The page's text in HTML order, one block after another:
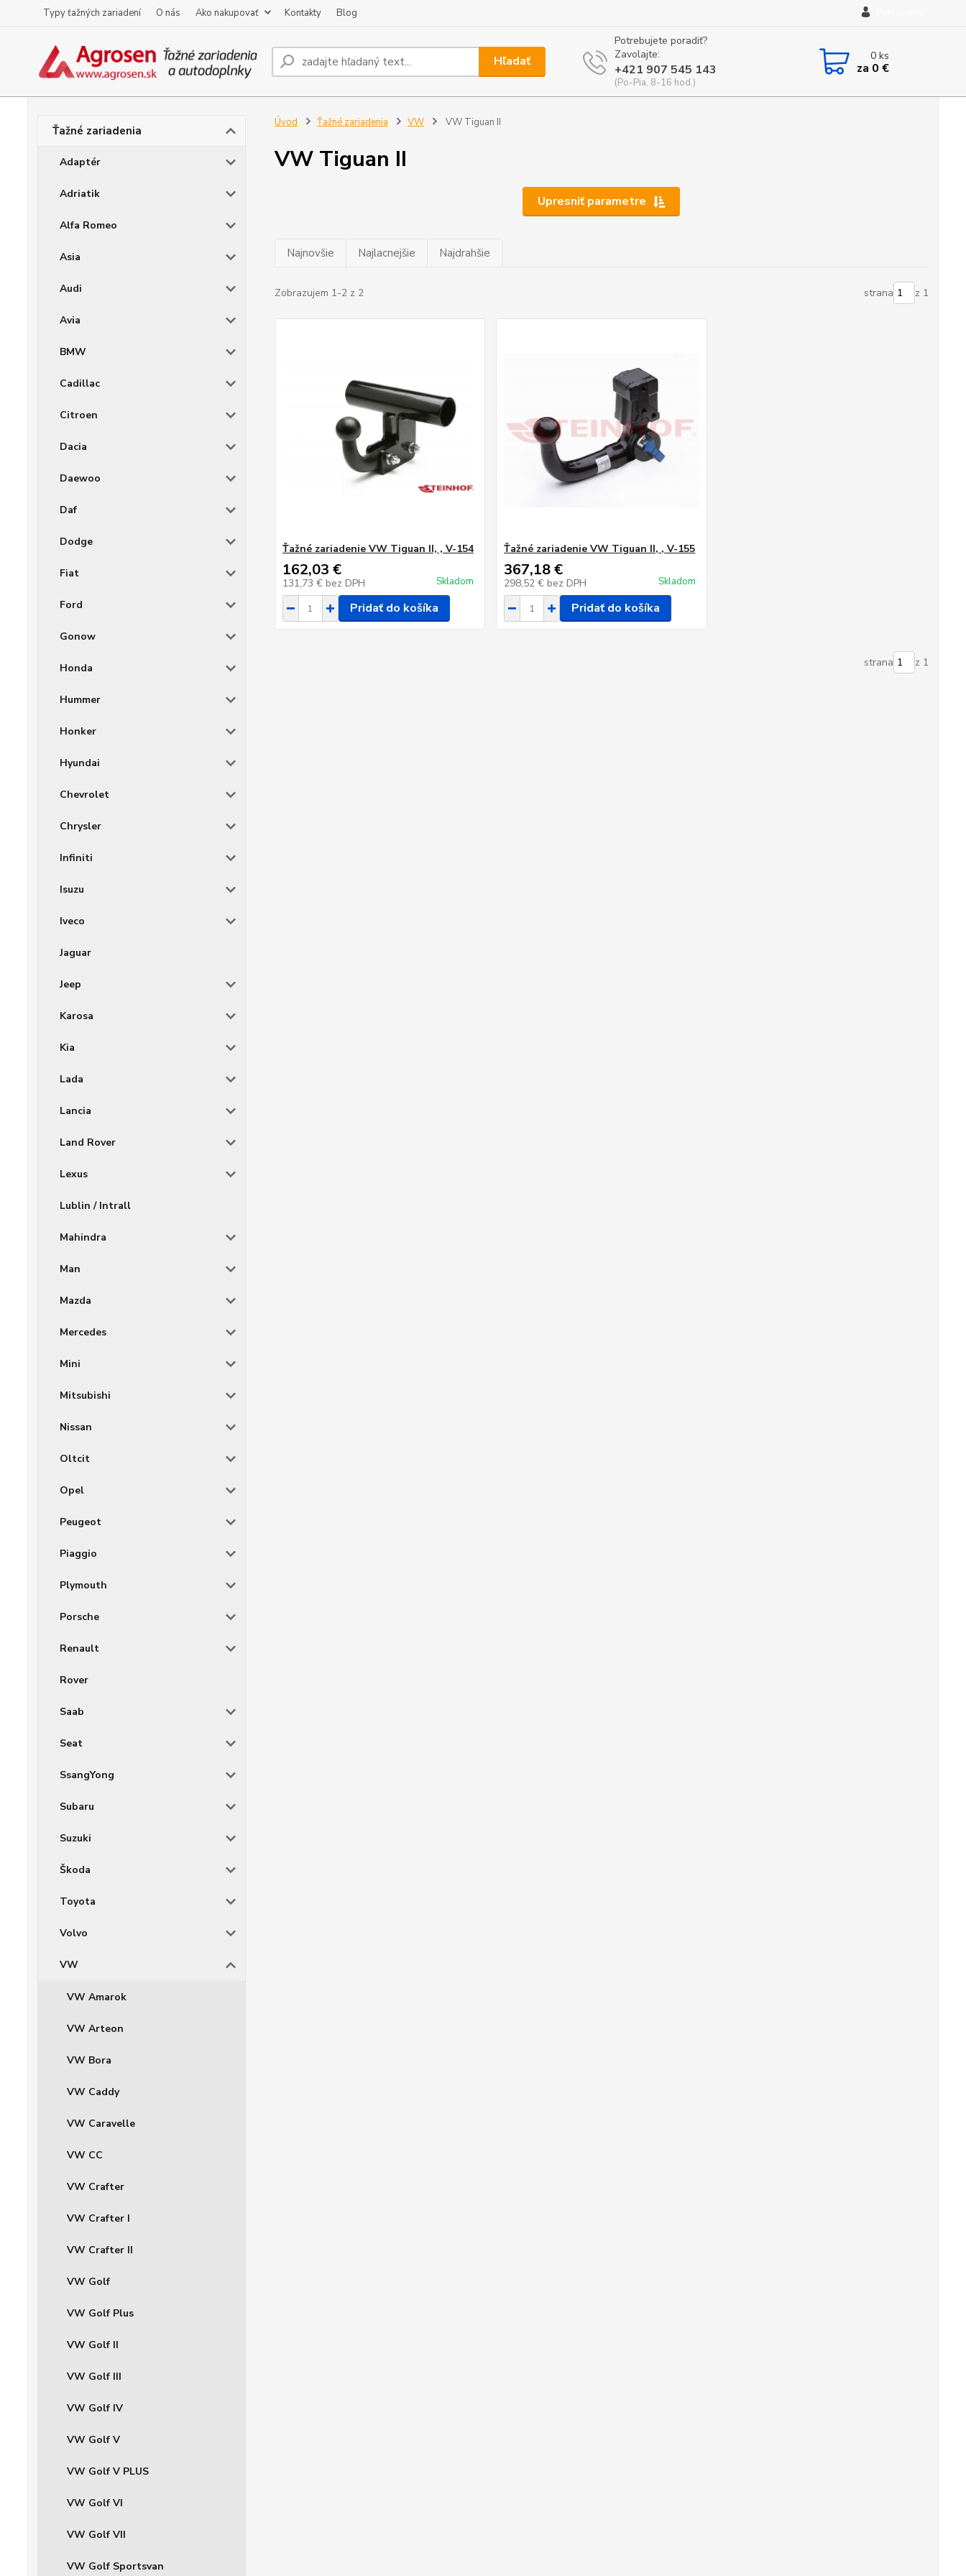
Typy ťažných zariadení O nás Ako nakupovať Kontakty Blog
Hľadať
Potrebujete poradiť?
Zavolajte:
+421 907 545 143
(Po-Pia, 8-16 hod.)
0ks
za 0 €
Ťažné zariadenia
Adaptér
Adriatik
Alfa Romeo
Asia
Audi
Avia
BMW
Cadillac
Citroen
Dacia
Daewoo
Daf
Dodge
Fiat
Ford
Gonow
Honda
Hummer
Honker
Hyundai
Chevrolet
Chrysler
Infiniti
Isuzu
Iveco
Jaguar
Jeep
Karosa
Kia
Lada
Lancia
Land Rover
Lexus
Lublin / Intrall
Mahindra
Man
Mazda
Mercedes
Mini
Mitsubishi
Nissan
Oltcit
Opel
Peugeot
Piaggio
Plymouth
Porsche
Renault
Rover
Saab
Seat
SsangYong
Subaru
Suzuki
Škoda
Toyota
Volvo
VW
VW Amarok
VW Arteon
VW Bora
VW Caddy
VW Caravelle
VW CC
VW Crafter
VW Crafter I
VW Crafter II
VW Golf
VW Golf Plus
VW Golf II
VW Golf III
VW Golf IV
VW Golf V
VW Golf V PLUS
VW Golf VI
VW Golf VII
VW Golf Sportsvan
Úvod Ťažné zariadenia VW VW Tiguan II
VW Tiguan II
Upresniť parametre
Najnovšie Najlacnejšie Najdrahšie
Zobrazujem 1-2 z 2 strana z 1
Ťažné zariadenie VW Tiguan II, , V-154
162,03 €
131,73 € bez DPH Skladom
Pridať do košíka
Ťažné zariadenie VW Tiguan II, , V-155
367,18 €
298,52 € bez DPH Skladom
Pridať do košíka
strana z 1